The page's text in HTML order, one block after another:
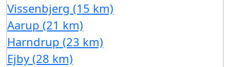
Vissenbjerg (15 km)
Aarup (21 km)
Harndrup (23 km)
Ejby (28 km)